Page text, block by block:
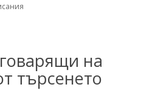
на
търсенето